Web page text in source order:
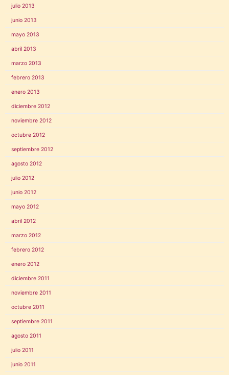
julio 2013
junio 2013
mayo 2013
abril 2013
marzo 2013
febrero 2013
enero 2013
diciembre 2012
noviembre 2012
octubre 2012
septiembre 2012
agosto 2012
julio 2012
junio 2012
mayo 2012
abril 2012
marzo 2012
febrero 2012
enero 2012
diciembre 2011
noviembre 2011
octubre 2011
septiembre 2011
agosto 2011
julio 2011
junio 2011